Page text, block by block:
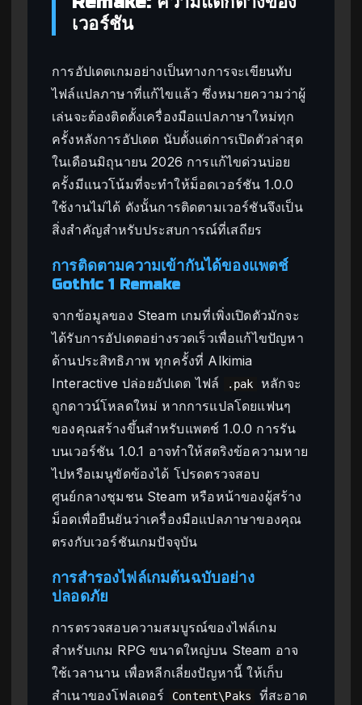
เวอร์ชัน
การอัปเดตเกมอย่างเป็นทางการจะเขียนทับ
ไฟล์แปลภาษาที่แก้ไขแล้ว ซึ่งหมายความว่าผู้
เล่นจะต้องติดตั้งเครื่องมือแปลภาษาใหม่ทุก
ครั้งหลังการอัปเดต นับตั้งแต่การเปิดตัวล่าสุด
ในเดือนมิถุนายน 2026 การแก้ไขด่วนบ่อย
ครั้งมีแนวโน้มที่จะทำให้ม็อดเวอร์ชัน 1.0.0
ใช้งานไม่ได้ ดังนั้นการติดตามเวอร์ชันจึงเป็น
สิ่งสำคัญสำหรับประสบการณ์ที่เสถียร
การติดตามความเข้ากันได้ของแพตช์
Gothic 1 Remake
จากข้อมูลของ Steam เกมที่เพิ่งเปิดตัวมักจะ
ได้รับการอัปเดตอย่างรวดเร็วเพื่อแก้ไขปัญหา
ด้านประสิทธิภาพ ทุกครั้งที่ Alkimia
Interactive ปล่อยอัปเดต ไฟล์
.pak
หลักจะ
ถูกดาวน์โหลดใหม่ หากการแปลโดยแฟนๆ
ของคุณสร้างขึ้นสำหรับแพตช์ 1.0.0 การรัน
บนเวอร์ชัน 1.0.1 อาจทำให้สตริงข้อความหาย
ไปหรือเมนูขัดข้องได้ โปรดตรวจสอบ
ศูนย์กลางชุมชน Steam หรือหน้าของผู้สร้าง
ม็อดเพื่อยืนยันว่าเครื่องมือแปลภาษาของคุณ
ตรงกับเวอร์ชันเกมปัจจุบัน
การสำรองไฟล์เกมต้นฉบับอย่าง
ปลอดภัย
การตรวจสอบความสมบูรณ์ของไฟล์เกม
สำหรับเกม RPG ขนาดใหญ่บน Steam อาจ
ใช้เวลานาน เพื่อหลีกเลี่ยงปัญหานี้ ให้เก็บ
สำเนาของโฟลเดอร์
Content\Paks
ที่สะอาด